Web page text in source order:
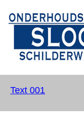
Text 001